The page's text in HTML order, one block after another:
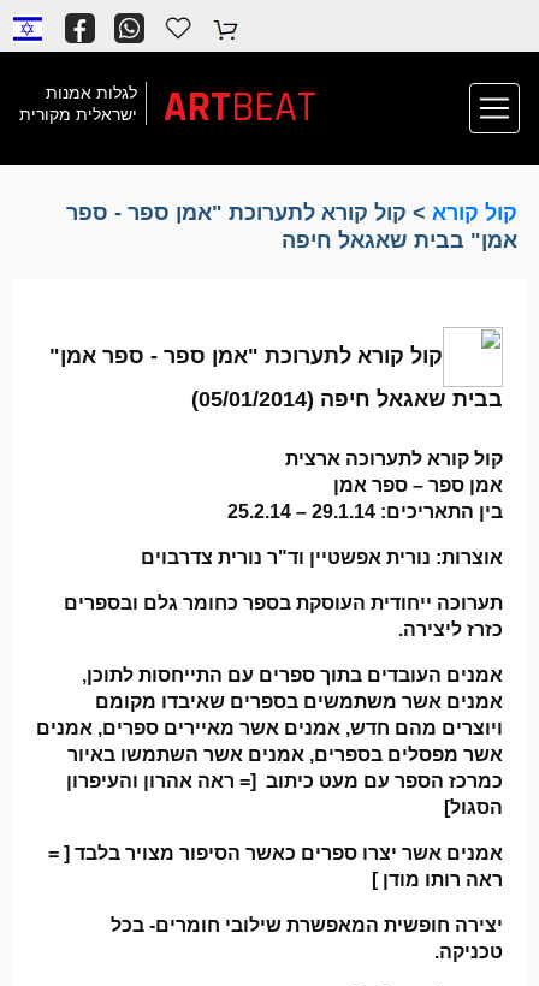
לגלות אמנות
ישראלית מקורית
ARTBEAT
קול קורא> קול קורא לתערוכת "אמן ספר - ספר
אמן" בבית שאגאל חיפה
קול קורא לתערוכת "אמן ספר - ספר אמן"
בבית שאגאל חיפה (05/01/2014)
קול קורא לתערוכה ארצית
אמן ספר – ספר אמן
בין התאריכים: 29.1.14 – 25.2.14
אוצרות: נורית אפשטיין וד"ר נורית צדרבוים
תערוכה ייחודית העוסקת בספר כחומר גלם ובספרים
כזרז ליצירה.
אמנים העובדים בתוך ספרים עם התייחסות לתוכן,
אמנים אשר משתמשים בספרים שאיבדו מקומם
ויוצרים מהם חדש, אמנים אשר מאיירים ספרים, אמנים
אשר מפסלים בספרים, אמנים אשר השתמשו באיור
כמרכז הספר עם מעט כיתוב [= ראה אהרון והעיפרון
הסגול]
אמנים אשר יצרו ספרים כאשר הסיפור מצויר בלבד [ =
ראה רותו מודן ]
יצירה חופשית המאפשרת שילובי חומרים- בכל
טכניקה.